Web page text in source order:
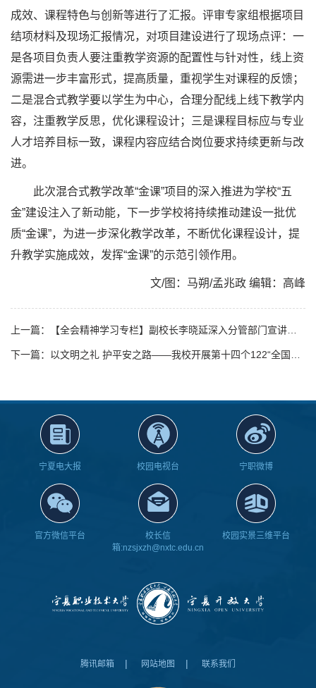
成效、课程特色与创新等进行了汇报。评审专家组根据项目
结项材料及现场汇报情况，对项目建设进行了现场点评：一
是各项目负责人要注重教学资源的配置性与针对性，线上资
源需进一步丰富形式，提高质量，重视学生对课程的反馈；
二是混合式教学要以学生为中心，合理分配线上线下教学内
容，注重教学反思，优化课程设计；三是课程目标应与专业
人才培养目标一致，课程内容应结合岗位要求持续更新与改
进。
此次混合式教学改革“金课”项目的深入推进为学校“五
金”建设注入了新动能，下一步学校将持续推动建设一批优
质“金课”，为进一步深化教学改革，不断优化课程设计，提
升教学实施成效，发挥“金课”的示范引领作用。
文/图：马朔/孟兆政 编辑：高峰
宁夏电大报 校园电视台 宁职微博
官方微信平台
校长信
箱:nzsjxzh@nxtc.edu.cn
校园实景三维平台
腾讯邮箱 | 网站地图 | 联系我们